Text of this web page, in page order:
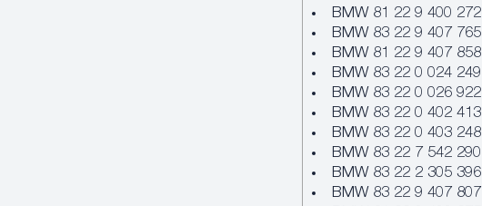
BMW 81 22 9 400 272
BMW 83 22 9 407 765
BMW 81 22 9 407 858
BMW 83 22 0 024 249
BMW 83 22 0 026 922
BMW 83 22 0 402 413
BMW 83 22 0 403 248
BMW 83 22 7 542 290
BMW 83 22 2 305 396
BMW 83 22 9 407 807